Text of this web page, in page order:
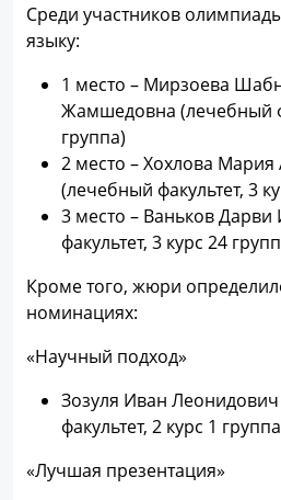
Среди участников
языку:
1 место – Мирзоева
Жамшедовна (лечебный
группа)
2 место – Хохлова Мария
(лечебный факультет, 3
3 место – Ваньков
факультет, 3 курс 24
Кроме того, жюри
номинациях:
«Научный подход»
Зозуля Иван
факультет, 2 курс 1
«Лучшая презентация»